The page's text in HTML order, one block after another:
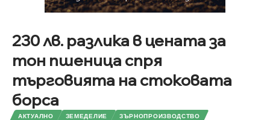
230 лв. разлика в цената за
тон пшеница спря
търговията на стоковата
борса
АКТУАЛНО ЗЕМЕДЕЛИЕ ЗЪРНОПРОИЗВОДСТВО